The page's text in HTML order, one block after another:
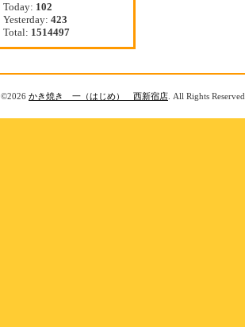
Today: 102
Yesterday: 423
Total: 1514497
©2026 かき焼き 一（はじめ） 西新宿店 . All Rights